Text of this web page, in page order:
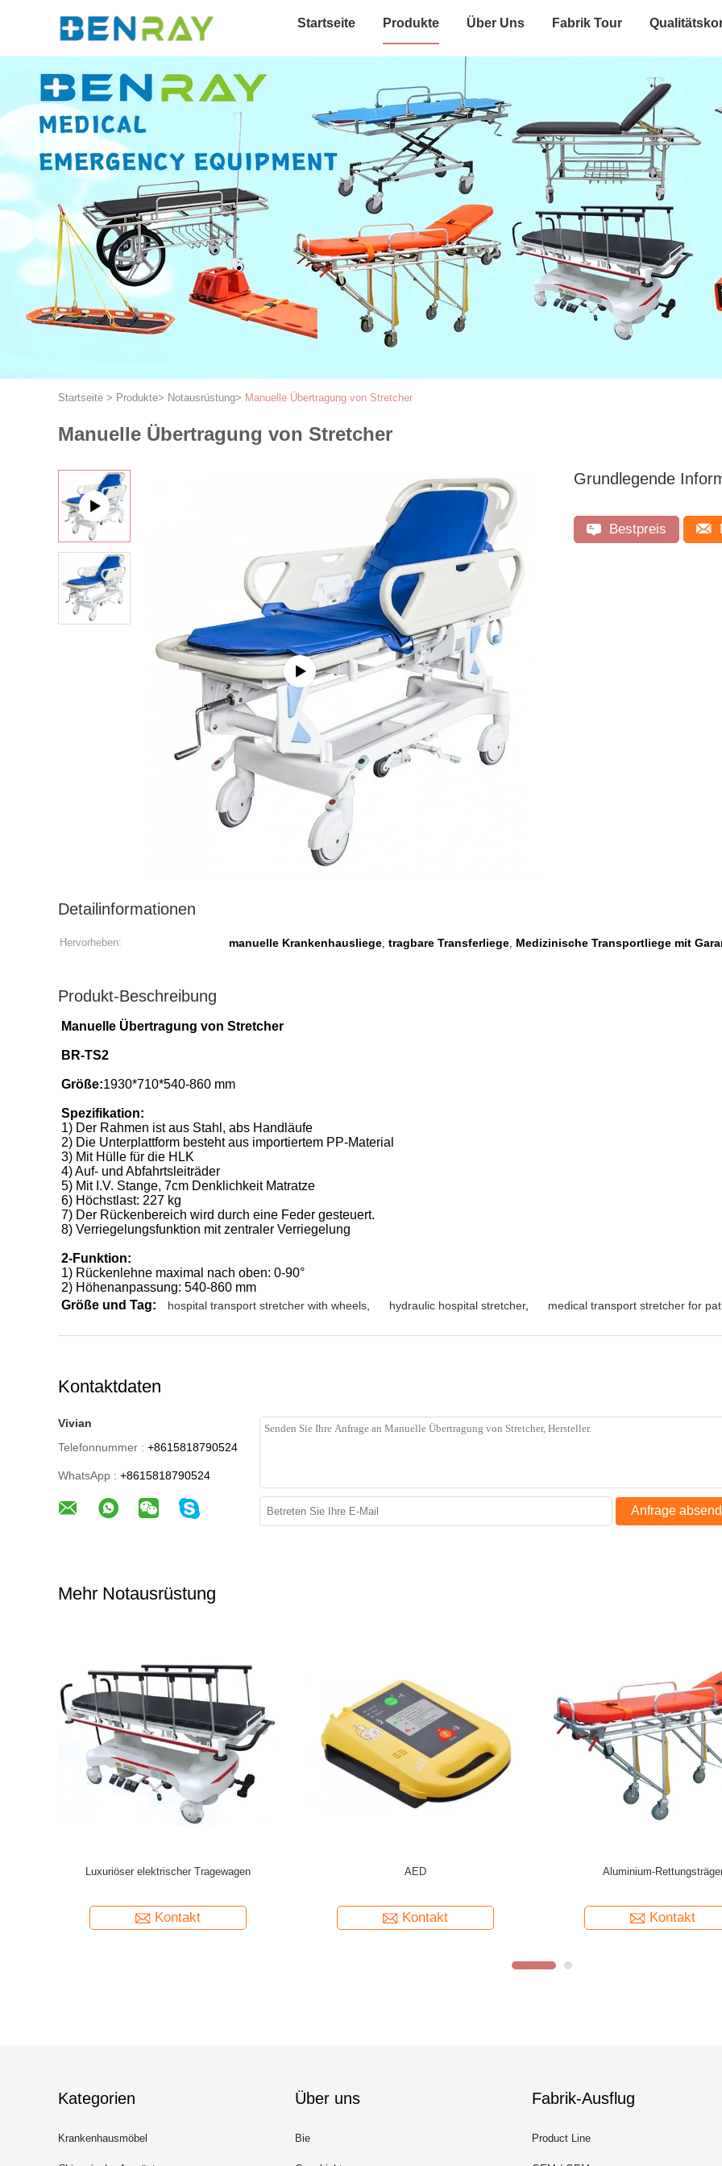
Startseite Produkte Über Uns Fabrik Tour
Startseite > Produkte> Notausrüstung> Manuelle Übertragung von Stretcher
Manuelle Übertragung von Stretcher
Grundlegende
Bestpreis
Detailinformationen
Hervorheben: manuelle Krankenhausliege, tragbare Transferliege, Medizinische Transportliege mit
Produkt-Beschreibung
Manuelle Übertragung von Stretcher
BR-TS2
Größe:1930*710*540-860 mm
Spezifikation:
1) Der Rahmen ist aus Stahl, abs Handläufe
2) Die Unterplattform besteht aus importiertem PP-Material
3) Mit Hülle für die HLK
4) Auf- und Abfahrtsleiträder
5) Mit I.V. Stange, 7cm Denklichkeit Matratze
6) Höchstlast: 227 kg
7) Der Rückenbereich wird durch eine Feder gesteuert.
8) Verriegelungsfunktion mit zentraler Verriegelung
2-Funktion:
1) Rückenlehne maximal nach oben: 0-90°
2) Höhenanpassung: 540-860 mm
Größe und Tag:
hospital transport stretcher with wheels hydraulic hospital stretcher, medical transport stretcher for
Kontaktdaten
Vivian
Telefonnummer : +8615818790524
WhatsApp : +8615818790524
Anfrage
Mehr Notausrüstung
Notfall-Rettungsgerät, faltbare, dehnbare
Kontakt
Notfall-Rettungsausrüstung, Wirbelsäulentrage
Kontakt
Manuelle Transfertrage für
Kontakt
Kategorien
Krankenhausmöbel
Über uns
Bie
Fabrik-Ausflug
Product Line